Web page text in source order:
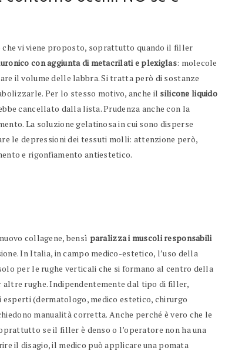
vi viene proposto, soprattutto quando il filler
con aggiunta di metacrilati e plexiglas: molecole
il volume delle labbra. Si tratta però di sostanze
Per lo stesso motivo, anche il silicone liquido
cancellato dalla lista. Prudenza anche con la
La soluzione gelatinosa in cui sono disperse
le depressioni dei tessuti molli: attenzione però,
e rigonfiamento antiestetico.
collagene, bensì paralizza i muscoli responsabili
In Italia, in campo medico-estetico, l’uso della
per le rughe verticali che si formano al centro della
rughe. Indipendentemente dal tipo di filler,
(dermatologo, medico estetico, chirurgo
manualità corretta. Anche perché è vero che le
se il filler è denso o l’operatore non ha una
il disagio, il medico può applicare una pomata